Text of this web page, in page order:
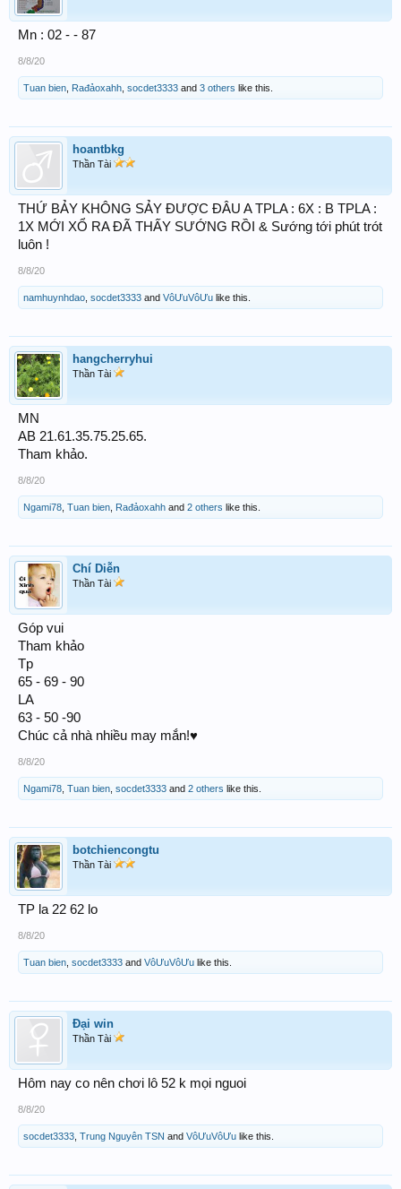
Mn : 02 - - 87
8/8/20
Tuan bien Rađảoxahh socdet3333 and 3 others like this.
hoantbkg
Thần Tài
THỨ BẢY KHÔNG SẢY ĐƯỢC ĐÂU A TPLA : 6X : B TPLA :
1X MỚI XỔ RA ĐÃ THẤY SƯỚNG RỒI & Sướng tới phút trót
luôn !
8/8/20
namhuynhdao socdet3333 and VôƯuVôƯu like this.
hangcherryhui
Thần Tài
MN
AB 21.61.35.75.25.65.
Tham khảo.
8/8/20
Ngami78 Tuan bien Rađảoxahh and 2 others like this.
Chí Diễn
Thần Tài
Góp vui
Tham khảo
Tp
65 - 69 - 90
LA
63 - 50 -90
Chúc cả nhà nhiều may mắn!♥
8/8/20
Ngami78 Tuan bien socdet3333 and 2 others like this.
botchiencongtu
Thần Tài
TP la 22 62 lo
8/8/20
Tuan bien socdet3333 and VôƯuVôƯu like this.
Đại win
Thần Tài
Hôm nay co nên chơi lô 52 k mọi nguoi
8/8/20
socdet3333 Trung Nguyên TSN and VôƯuVôƯu like this.